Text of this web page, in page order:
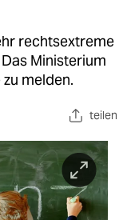
rechtsextreme
Ministerium
melden.
teilen